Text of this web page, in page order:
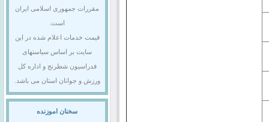
مقررات جمهوری اسلامی ایران
است.
قیمت خدمات اعلام شده در این
سایت بر اساس سیاستهای
فدراسیون شطرنج و اداره کل
ورزش و جوانان استان می باشد.
سخنان اموزنده